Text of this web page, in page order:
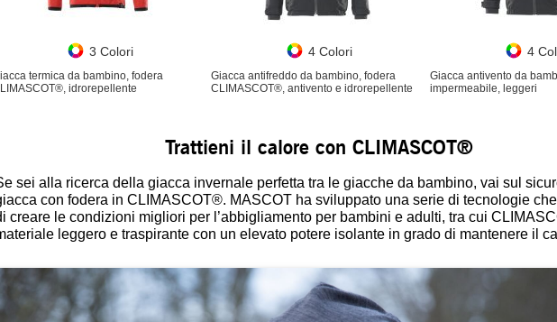
3 Colori
termica da bambino, fodera
idrorepellente
4 Colori
Giacca antifreddo da bambino, fodera
CLIMASCOT®, antivento e idrorepellente
4
Giacca antivento da
impermeabile, leggeri
Trattieni il calore con CLIMASCOT®
sei alla ricerca della giacca invernale perfetta tra le giacche da bambino, vai sul
con fodera in CLIMASCOT®. MASCOT ha sviluppato una serie di tecnologie
creare le condizioni migliori per l’abbigliamento per bambini e adulti, tra cui
leggero e traspirante con un elevato potere isolante in grado di mantenere il